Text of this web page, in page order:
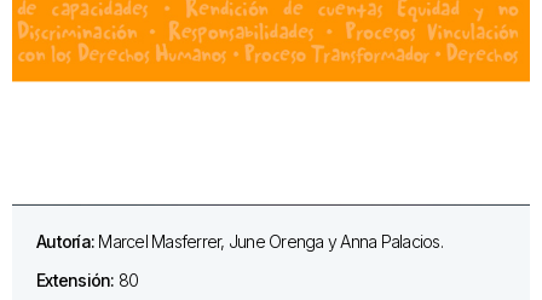
Autoría: Marcel Masferrer, June Orenga y Anna Palacios.
Extensión: 80